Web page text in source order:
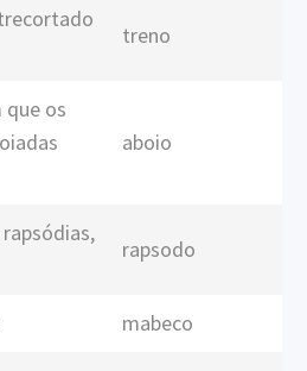
treno
que os
aboio
rapsodo
mabeco